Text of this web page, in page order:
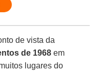
de vista da
de 1968 em
lugares do